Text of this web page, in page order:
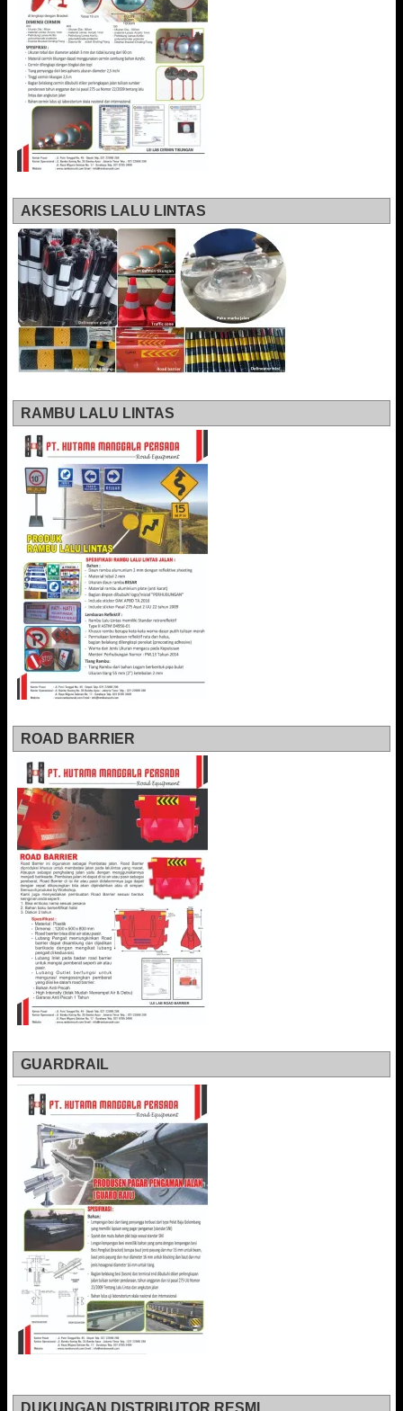
AKSESORIS LALU LINTAS
RAMBU LALU LINTAS
ROAD BARRIER
GUARDRAIL